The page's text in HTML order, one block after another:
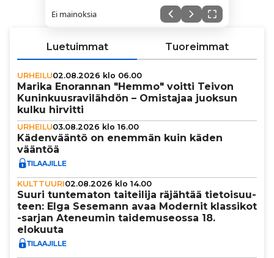
Ei mainoksia
Luetuimmat Tuoreimmat
URHEILU02.08.2026 klo 06.00
Marika Enorannan "Hemmo" voitti Teivon
Kunin­kuus­ra­vi­läh­dön – Omistajaa juoksun
kulku hirvitti
URHEILU03.08.2026 klo 16.00
Käden­vääntö on enemmän kuin käden
vääntöä
KULTTUURI02.08.2026 klo 14.00
Suuri tun­te­ma­ton tai­tei­lija räjähtää tie­toi­suu­
teen: Elga Sesemann avaa Modernit klassikot
-sarjan Ateneumin tai­de­mu­se­ossa 18.
elokuuta